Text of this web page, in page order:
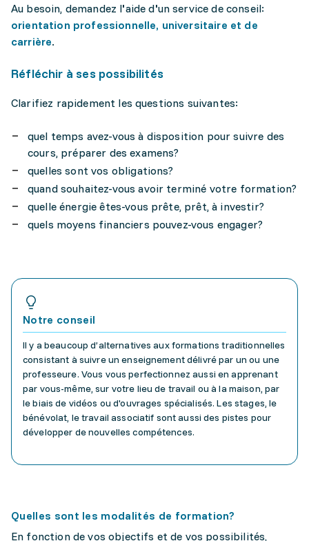
Au besoin, demandez l'aide d'un service de conseil:
orientation professionnelle, universitaire et de
carrière.
Réfléchir à ses possibilités
Clarifiez rapidement les questions suivantes:
quel temps avez-vous à disposition pour suivre des
cours, préparer des examens?
quelles sont vos obligations?
quand souhaitez-vous avoir terminé votre formation?
quelle énergie êtes-vous prête, prêt, à investir?
quels moyens financiers pouvez-vous engager?
Notre conseil
Il y a beaucoup d’alternatives aux formations traditionnelles
consistant à suivre un enseignement délivré par un ou une
professeure. Vous vous perfectionnez aussi en apprenant
par vous-même, sur votre lieu de travail ou à la maison, par
le biais de vidéos ou d'ouvrages spécialisés. Les stages, le
bénévolat, le travail associatif sont aussi des pistes pour
développer de nouvelles compétences.
Quelles sont les modalités de formation?
En fonction de vos objectifs et de vos possibilités,